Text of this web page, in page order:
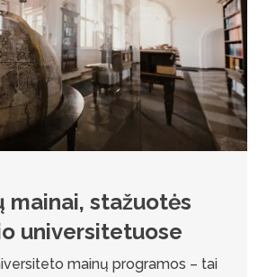
mainai, stažuotės
universitetuose
mainų programos – tai